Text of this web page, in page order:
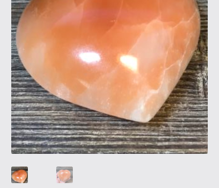
Tietosuojaseloste
Tuotteet
Yritysinfo